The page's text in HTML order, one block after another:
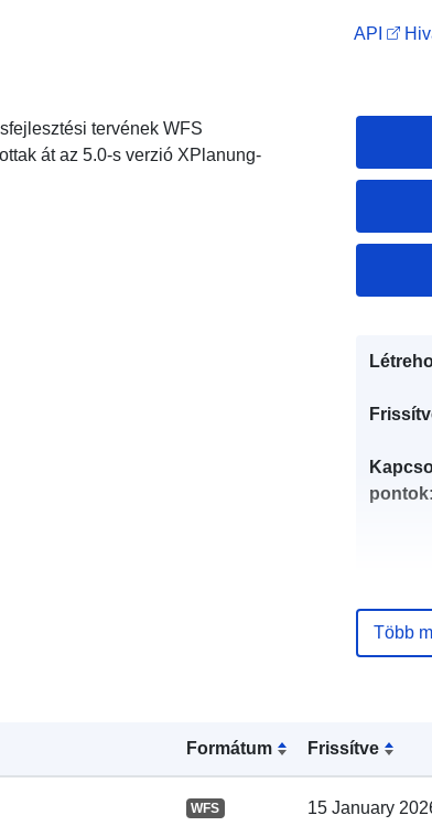
API
tervének WFS
át az 5.0-s verzió XPlanung-
Formátum Frissítve
WFS 15 January
pontok:
Több